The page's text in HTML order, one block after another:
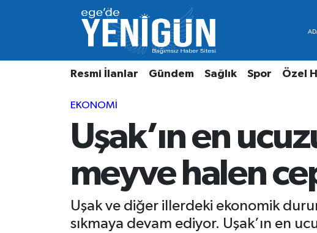
Resmi İlanlar Gündem Sağlık Spor Özel
EKONOMI
Uşak’ın en
meyve halen
Uşak ve diğer illerdeki ekonomik
sıkmaya devam ediyor. Uşak’ın en
Resmi İlanlar
Gündem
Özel Haber
Beyoğlu Nöbetçi Eczaneler
Beyoğlu Hava Durumu
Beyoğlu Trafik Yoğunluk Haritası
Süper Lig Puan Durumu ve Fikstür
Tüm Manşetler
Son Dakika Haberleri